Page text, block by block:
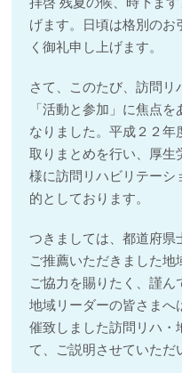
げます。日頃は格別のお
く御礼申し上げます。
さて、このたび、訪問リ
「活動と参加」に焦点
なりました。平成２２年
取りまとめを行い、厚生
様に訪問リハビリテーシ
的としております。
つきましては、都道府県
ご推薦いただきました地
ご協力を賜りたく、謹ん
地域リーダーの皆さまへ
催致しました訪問リハ・
て、ご説明させていただ